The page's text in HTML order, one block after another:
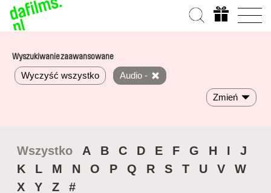
Wyszukiwanie zaawansowane
Wyczyść wszystko Audio -
Zmień
Wszystko A B C D E F G H I
J
K
L M N O P Q R S T U V
W
X
Y Z #